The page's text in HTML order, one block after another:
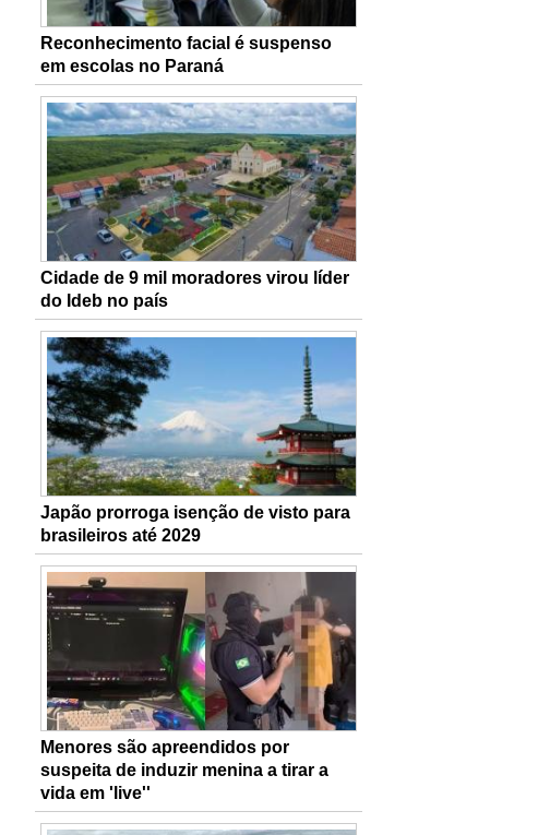
Reconhecimento facial é suspenso
em escolas no Paraná
Cidade de 9 mil moradores virou líder
do Ideb no país
Japão prorroga isenção de visto para
brasileiros até 2029
Menores são apreendidos por
suspeita de induzir menina a tirar a
vida em 'live''